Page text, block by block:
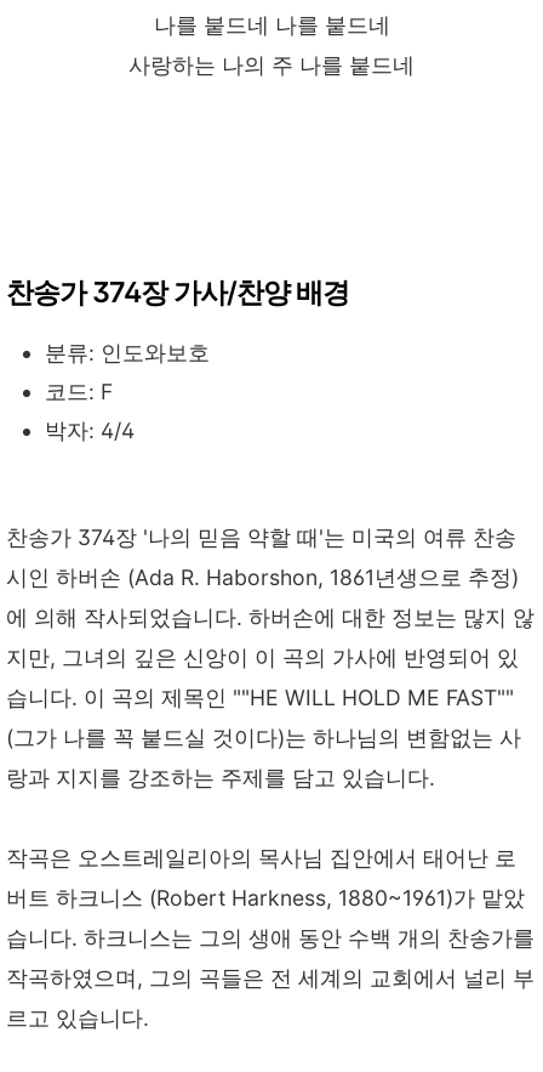
나를 붙드네 나를 붙드네
사랑하는 나의 주 나를 붙드네
찬송가 374장 가사/찬양 배경
분류: 인도와보호
코드: F
박자: 4/4
찬송가 374장 '나의 믿음 약할 때'는 미국의 여류 찬송
시인 하버손 (Ada R. Haborshon, 1861년생으로 추정)
에 의해 작사되었습니다. 하버손에 대한 정보는 많지 않
지만, 그녀의 깊은 신앙이 이 곡의 가사에 반영되어 있
습니다. 이 곡의 제목인 ""HE WILL HOLD ME FAST""
(그가 나를 꼭 붙드실 것이다)는 하나님의 변함없는 사
랑과 지지를 강조하는 주제를 담고 있습니다.
작곡은 오스트레일리아의 목사님 집안에서 태어난 로
버트 하크니스 (Robert Harkness, 1880~1961)가 맡았
습니다. 하크니스는 그의 생애 동안 수백 개의 찬송가를
작곡하였으며, 그의 곡들은 전 세계의 교회에서 널리 부
르고 있습니다.